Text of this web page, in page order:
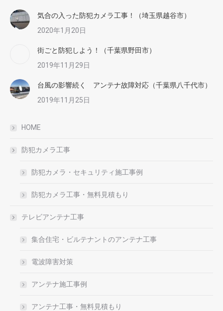
気合の入った防犯カメラ工事！（埼玉県越谷市）
2020年1月20日
街ごと防犯しよう！（千葉県野田市）
2019年11月29日
台風の影響続く アンテナ故障対応（千葉県八千代市）
2019年11月25日
HOME
防犯カメラ工事
防犯カメラ・セキュリティ施工事例
防犯カメラ工事・無料見積もり
テレビアンテナ工事
集合住宅・ビルテナントのアンテナ工事
電波障害対策
アンテナ施工事例
アンテナ工事・無料見積もり